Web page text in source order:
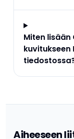
Miten lisään
kuvitukseen
Aiheeseen